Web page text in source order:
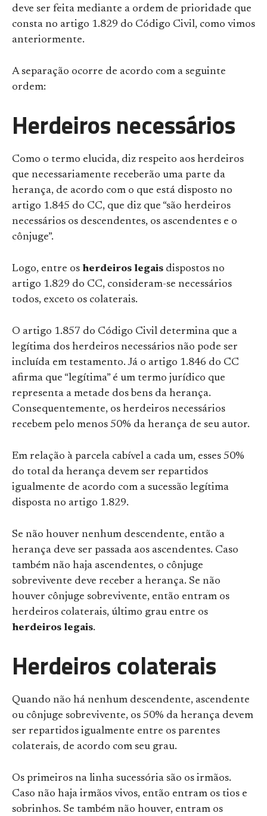
deve ser feita mediante a ordem de prioridade que
consta no artigo 1.829 do Código Civil, como vimos
anteriormente.
A separação ocorre de acordo com a seguinte
ordem:
Herdeiros necessários
Como o termo elucida, diz respeito aos herdeiros
que necessariamente receberão uma parte da
herança, de acordo com o que está disposto no
artigo 1.845 do CC, que diz que “são herdeiros
necessários os descendentes, os ascendentes e o
cônjuge”.
Logo, entre os herdeiros legais dispostos no
artigo 1.829 do CC, consideram-se necessários
todos, exceto os colaterais.
O artigo 1.857 do Código Civil determina que a
legítima dos herdeiros necessários não pode ser
incluída em testamento. Já o artigo 1.846 do CC
afirma que “legítima” é um termo jurídico que
representa a metade dos bens da herança.
Consequentemente, os herdeiros necessários
recebem pelo menos 50% da herança de seu autor.
Em relação à parcela cabível a cada um, esses 50%
do total da herança devem ser repartidos
igualmente de acordo com a sucessão legítima
disposta no artigo 1.829.
Se não houver nenhum descendente, então a
herança deve ser passada aos ascendentes. Caso
também não haja ascendentes, o cônjuge
sobrevivente deve receber a herança. Se não
houver cônjuge sobrevivente, então entram os
herdeiros colaterais, último grau entre os
herdeiros legais.
Herdeiros colaterais
Quando não há nenhum descendente, ascendente
ou cônjuge sobrevivente, os 50% da herança devem
ser repartidos igualmente entre os parentes
colaterais, de acordo com seu grau.
Os primeiros na linha sucessória são os irmãos.
Caso não haja irmãos vivos, então entram os tios e
sobrinhos. Se também não houver, entram os